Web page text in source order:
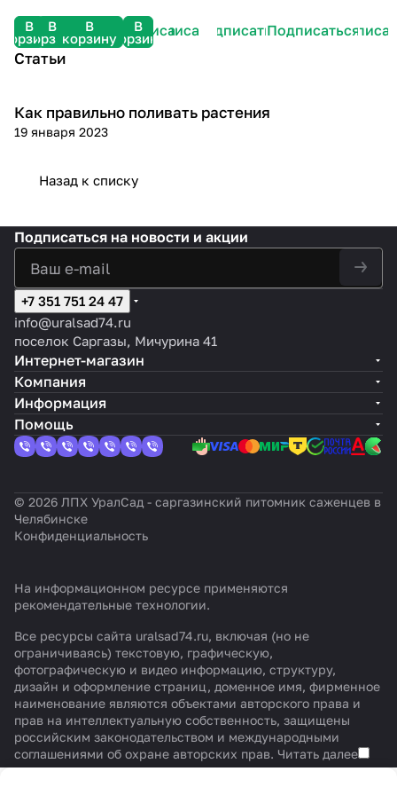
В
корзину
В
корзину
В
корзину
В
корзину
Подписаться
ПодписатьсяПодписатьсяПодписаться
Статьи
Посадка и уход
Как правильно поливать растения
19 января 2023
Назад к списку
Подписаться на новости и акции
+7 351 751 24 47
info@uralsad74.ru
поселок Саргазы, Мичурина 41
Интернет-магазин
Компания
Информация
Помощь
© 2026 ЛПХ УралСад - саргазинский питомник саженцев в
Челябинске
Конфиденциальность
На информационном ресурсе применяются
рекомендательные технологии.
Все ресурсы сайта uralsad74.ru, включая (но не
ограничиваясь) текстовую, графическую,
фотографическую и видео информацию, структуру,
дизайн и оформление страниц, доменное имя, фирменное
наименование являются объектами авторского права и
прав на интеллектуальную собственность, защищены
российским законодательством и международными
соглашениями об охране авторских прав. Читать далее